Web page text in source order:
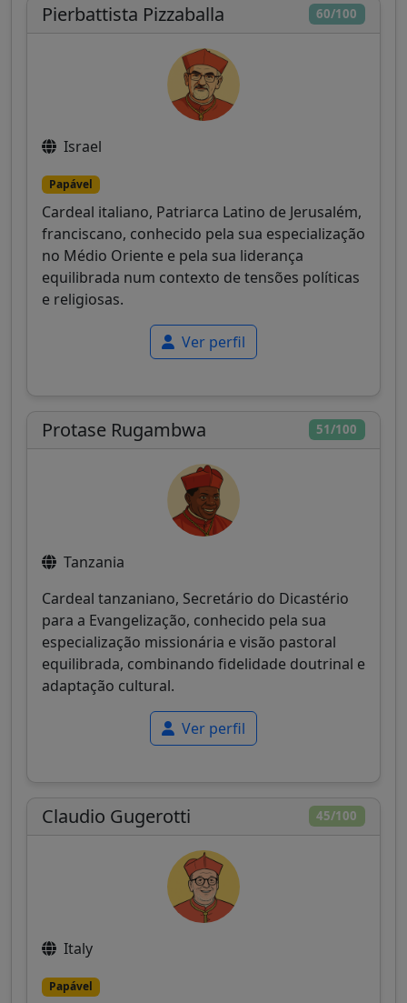
60/100
Pierbattista Pizzaballa
Israel
Papável
Cardeal italiano, Patriarca Latino de Jerusalém,
franciscano, conhecido pela sua especialização
no Médio Oriente e pela sua liderança
equilibrada num contexto de tensões políticas
e religiosas.
Ver perfil
51/100
Protase Rugambwa
Tanzania
Cardeal tanzaniano, Secretário do Dicastério
para a Evangelização, conhecido pela sua
especialização missionária e visão pastoral
equilibrada, combinando fidelidade doutrinal e
adaptação cultural.
Ver perfil
45/100
Claudio Gugerotti
Italy
Papável